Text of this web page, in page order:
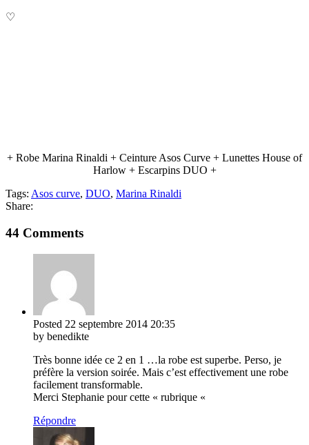
♡
+ Robe Marina Rinaldi + Ceinture Asos Curve + Lunettes House of
Harlow + Escarpins DUO +
Tags: Asos curve, DUO, Marina Rinaldi
Share:
44 Comments
Posted 22 septembre 2014 20:35
by benedikte
Très bonne idée ce 2 en 1 …la robe est superbe. Perso, je
préfère la version soirée. Mais c’est effectivement une robe
facilement transformable.
Merci Stephanie pour cette « rubrique «
Répondre